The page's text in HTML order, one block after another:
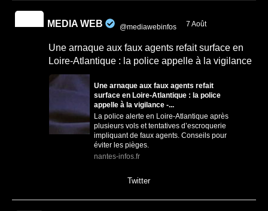
MEDIA WEB @mediawebinfos 7 Août
Une arnaque aux faux agents refait surface en
Loire-Atlantique : la police appelle à la vigilance
Une arnaque aux faux agents refait
surface en Loire-Atlantique : la police
appelle à la vigilance -...
La police alerte en Loire-Atlantique après
plusieurs vols et tentatives d’escroquerie
impliquant de faux agents. Conseils pour
éviter les pièges.
nantes-infos.fr
Twitter